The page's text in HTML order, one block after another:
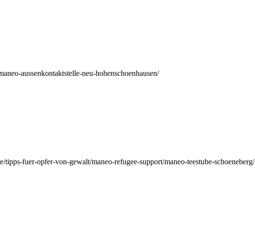
aussenkontaktstelle-neu-hohenschoenhausen/
fuer-opfer-von-gewalt/maneo-refugee-support/maneo-teestube-schoeneberg/